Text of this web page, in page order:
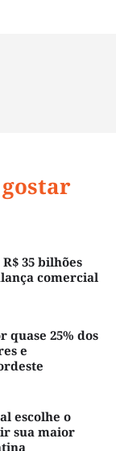
35 bilhões
comercial
quase 25% dos
e
escolhe o
sua maior